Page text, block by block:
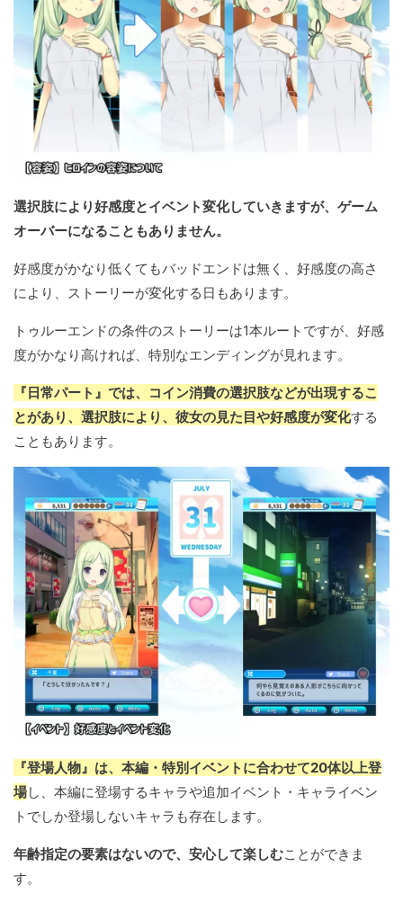
選択肢により好感度とイベント変化していきますが、ゲーム
オーバーになることもありません。
好感度がかなり低くてもバッドエンドは無く、好感度の高さ
により、ストーリーが変化する日もあります。
トゥルーエンドの条件のストーリーは1本ルートですが、好感
度がかなり高ければ、特別なエンディングが見れます。
『日常パート』では、コイン消費の選択肢などが出現するこ
とがあり、選択肢により、彼女の見た目や好感度が変化する
こともあります。
『登場人物』は、本編・特別イベントに合わせて20体以上登
場し、本編に登場するキャラや追加イベント・キャライベン
トでしか登場しないキャラも存在します。
年齢指定の要素はないので、安心して楽しむことができま
す。